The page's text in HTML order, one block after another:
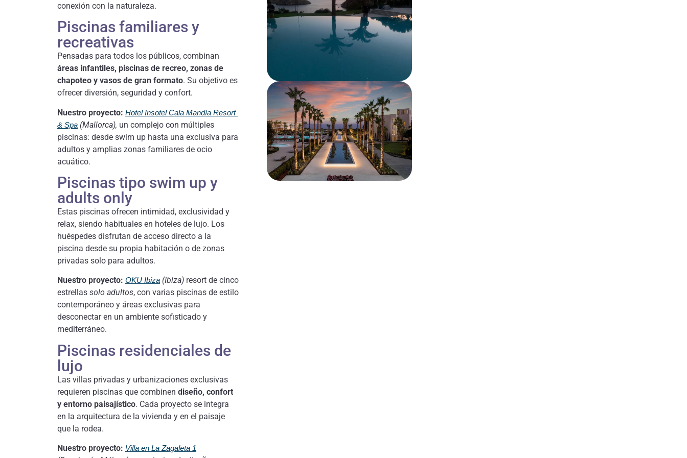
conexión con la naturaleza.
Piscinas familiares y
recreativas
áreas infantiles, piscinas de recreo, zonas de
chapoteo y vasos de gran formato. Su objetivo es
ofrecer diversión, seguridad y confort.
Nuestro proyecto: Hotel Insotel Cala Mandía Resort
& Spa (Mallorca), un complejo con múltiples
piscinas: desde swim up hasta una exclusiva para
adultos y amplias zonas familiares de ocio
acuático.
Piscinas tipo swim up y
adults only
Estas piscinas ofrecen intimidad, exclusividad y
relax, siendo habituales en hoteles de lujo. Los
huéspedes disfrutan de acceso directo a la
piscina desde su propia habitación o de zonas
privadas solo para adultos.
Nuestro proyecto: OKU Ibiza (Ibiza) resort de cinco
estrellas solo adultos, con varias piscinas de estilo
contemporáneo y áreas exclusivas para
desconectar en un ambiente sofisticado y
mediterráneo.
Piscinas residenciales de
lujo
Las villas privadas y urbanizaciones exclusivas
requieren piscinas que combinen diseño, confort
y entorno paisajístico. Cada proyecto se integra
en la arquitectura de la vivienda y en el paisaje
que la rodea.
Nuestro proyecto: Villa en La Zagaleta 1